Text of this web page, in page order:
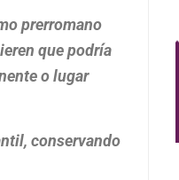
prerromano
que podría
o lugar
conservando